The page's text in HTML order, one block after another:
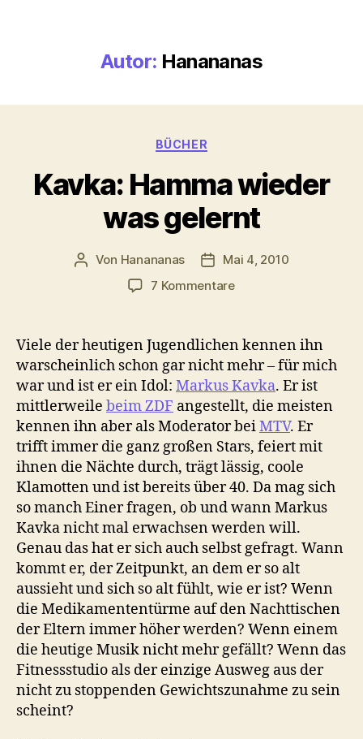
Autor: Hanananas
Kategorien
BÜCHER
Kavka: Hamma wieder
was gelernt
Beitragsautor
Von Hanananas Veröffentlichungsdatum
Mai 4, 2010
7 Kommentarezu
wieder
was
gelernt
Viele der heutigen Jugendlichen kennen ihn
warscheinlich schon gar nicht mehr – für mich
war und ist er ein Idol: Markus Kavka. Er ist
mittlerweile beim ZDF angestellt, die meisten
kennen ihn aber als Moderator beiMTV. Er
trifft immer die ganz großen Stars, feiert mit
ihnen die Nächte durch, trägt lässig, coole
Klamotten und ist bereits über 40. Da mag sich
so manch Einer fragen, ob und wann Markus
Kavka nicht mal erwachsen werden will.
Genau das hat er sich auch selbst gefragt. Wann
kommt er, der Zeitpunkt, an dem er so alt
aussieht und sich so alt fühlt, wie er ist? Wenn
die Medikamententürme auf den Nachttischen
der Eltern immer höher werden? Wenn einem
die heutige Musik nicht mehr gefällt? Wenn das
Fitnessstudio als der einzige Ausweg aus der
nicht zu stoppenden Gewichtszunahme zu sein
scheint?